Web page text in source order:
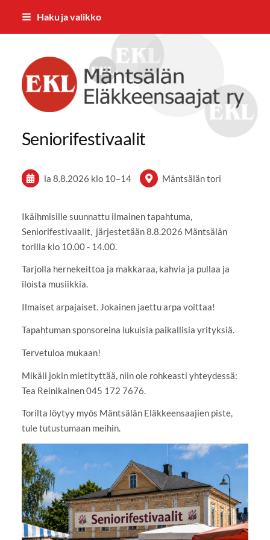
Siirry
Haku ja valikko
Sivuston etusivulle
Seniorifestivaalit
la 8.8.2026 klo 10–14 Mäntsälän tori
Ikäihmisille suunnattu ilmainen tapahtuma,
Seniorifestivaalit, järjestetään 8.8.2026 Mäntsälän
torilla klo 10.00 - 14.00.
Tarjolla hernekeittoa ja makkaraa, kahvia ja pullaa ja
iloista musiikkia.
Ilmaiset arpajaiset. Jokainen jaettu arpa voittaa!
Tapahtuman sponsoreina lukuisia paikallisia yrityksiä.
Tervetuloa mukaan!
Mikäli jokin mietityttää, niin ole rohkeasti yhteydessä:
Tea Reinikainen 045 172 7676.
Torilta löytyy myös Mäntsälän Eläkkeensaajien piste,
tule tutustumaan meihin.